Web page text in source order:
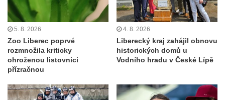
5. 8. 2026
Zoo Liberec poprvé
rozmnožila kriticky
ohroženou listovnici
přízračnou
4. 8. 2026
Liberecký kraj zahájil obnovu
historických domů u
Vodního hradu v České Lípě